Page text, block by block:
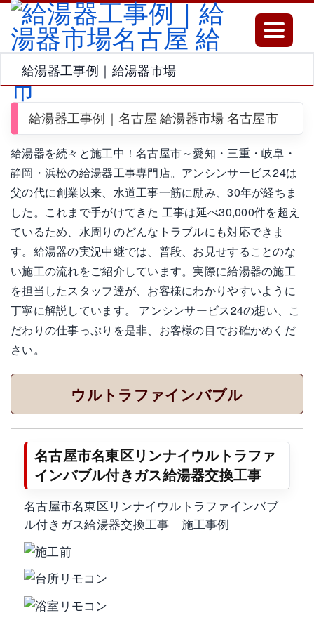
Toggle
給湯器工事例｜給湯器市場
給湯器工事例｜名古屋 給湯器市場 名古屋市
給湯器を続々と施工中！名古屋市～愛知・三重・岐阜・
静岡・浜松の給湯器工事専門店。アンシンサービス24は
父の代に創業以来、水道工事一筋に励み、30年が経ちま
した。これまで手がけてきた 工事は延べ30,000件を超え
ているため、水周りのどんなトラブルにも対応できま
す。給湯器の実況中継では、普段、お見せすることのな
い施工の流れをご紹介しています。実際に給湯器の施工
を担当したスタッフ達が、お客様にわかりやすいように
丁寧に解説しています。 アンシンサービス24の想い、こ
だわりの仕事っぷりを是非、お客様の目でお確かめくだ
さい。
ウルトラファインバブル
名古屋市名東区リンナイウルトラファ
インバブル付きガス給湯器交換工事
名古屋市名東区リンナイウルトラファインバブ
ル付きガス給湯器交換工事 施工事例